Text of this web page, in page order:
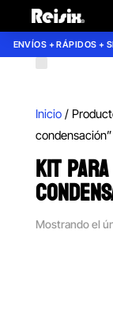
ENVÍOS + RÁPIDOS +
Inicio/
condensación”
KIT
Mostrando el